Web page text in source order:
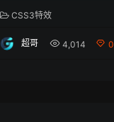
CSS3特效
超哥 4,014 0